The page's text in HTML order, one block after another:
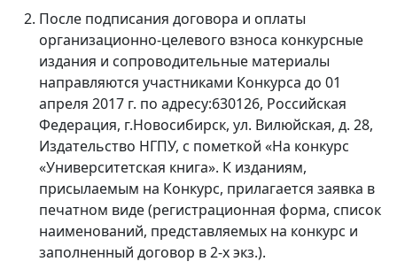
После подписания договора и оплаты
организационно-целевого взноса конкурсные
издания и сопроводительные материалы
направляются участниками Конкурса до 01
апреля 2017 г. по адресу:630126, Российская
Федерация, г.Новосибирск, ул. Вилюйская, д. 28,
Издательство НГПУ, с пометкой «На конкурс
«Университетская книга». К изданиям,
присылаемым на Конкурс, прилагается заявка в
печатном виде (регистрационная форма, список
наименований, представляемых на конкурс и
заполненный договор в 2-х экз.).